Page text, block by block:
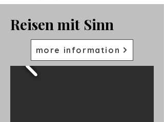
Reisen mit Sinn
more information